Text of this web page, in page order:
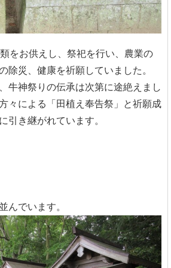
をお供えし、祭祀を行い、農業の
除災、健康を祈願していました。
牛神祭りの伝承は次第に途絶えまし
々による「田植え奉告祭」と祈願成
引き継がれています。
んでいます。